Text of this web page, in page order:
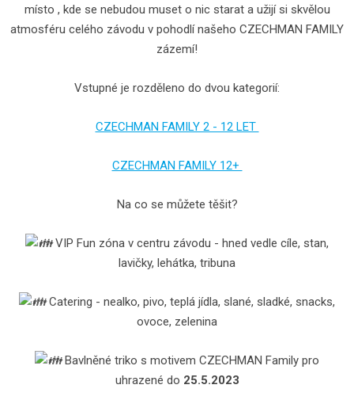
místo , kde se nebudou muset o nic starat a užijí si skvělou
atmosféru celého závodu v pohodlí našeho CZECHMAN FAMILY
zázemí!
Vstupné je rozděleno do dvou kategorií:
CZECHMAN FAMILY 2 - 12 LET
CZECHMAN FAMILY 12+
Na co se můžete těšit?
VIP Fun zóna v centru závodu - hned vedle cíle, stan,
lavičky, lehátka, tribuna
Catering - nealko, pivo, teplá jídla, slané, sladké, snacks,
ovoce, zelenina
Bavlněné triko s motivem CZECHMAN Family pro
uhrazené do 25.5.2023